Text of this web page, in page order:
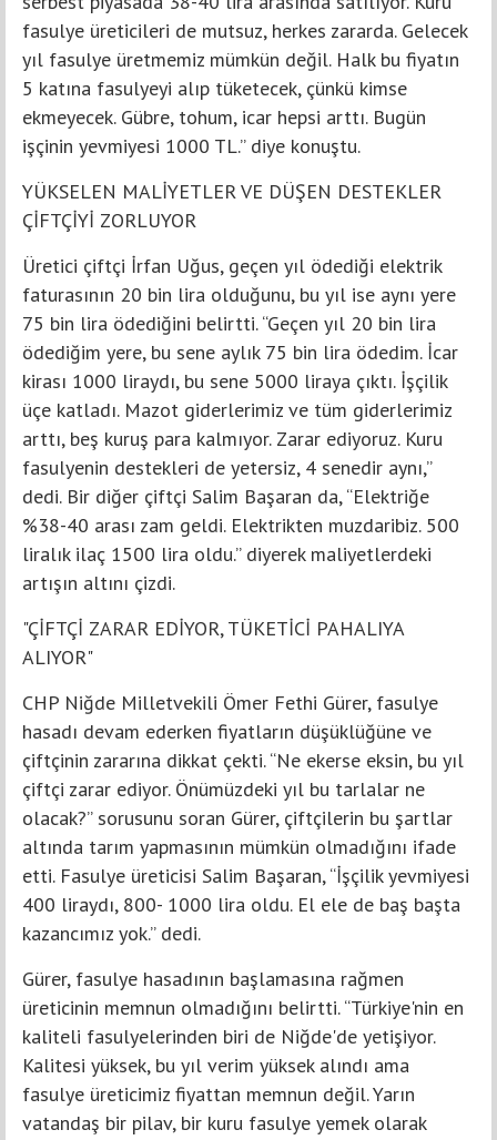
fasulye üreticileri de mutsuz, herkes zararda. Gelecek
yıl fasulye üretmemiz mümkün değil. Halk bu fiyatın
5 katına fasulyeyi alıp tüketecek, çünkü kimse
ekmeyecek. Gübre, tohum, icar hepsi arttı. Bugün
işçinin yevmiyesi 1000 TL.” diye konuştu.
YÜKSELEN MALİYETLER VE DÜŞEN DESTEKLER
ÇİFTÇİYİ ZORLUYOR
Üretici çiftçi İrfan Uğus, geçen yıl ödediği elektrik
faturasının 20 bin lira olduğunu, bu yıl ise aynı yere
75 bin lira ödediğini belirtti. “Geçen yıl 20 bin lira
ödediğim yere, bu sene aylık 75 bin lira ödedim. İcar
kirası 1000 liraydı, bu sene 5000 liraya çıktı. İşçilik
üçe katladı. Mazot giderlerimiz ve tüm giderlerimiz
arttı, beş kuruş para kalmıyor. Zarar ediyoruz. Kuru
fasulyenin destekleri de yetersiz, 4 senedir aynı,”
dedi. Bir diğer çiftçi Salim Başaran da, “Elektriğe
%38-40 arası zam geldi. Elektrikten muzdaribiz. 500
liralık ilaç 1500 lira oldu.” diyerek maliyetlerdeki
artışın altını çizdi.
"ÇİFTÇİ ZARAR EDİYOR, TÜKETİCİ PAHALIYA
ALIYOR"
CHP Niğde Milletvekili Ömer Fethi Gürer, fasulye
hasadı devam ederken fiyatların düşüklüğüne ve
çiftçinin zararına dikkat çekti. “Ne ekerse eksin, bu yıl
çiftçi zarar ediyor. Önümüzdeki yıl bu tarlalar ne
olacak?” sorusunu soran Gürer, çiftçilerin bu şartlar
altında tarım yapmasının mümkün olmadığını ifade
etti. Fasulye üreticisi Salim Başaran, “İşçilik yevmiyesi
400 liraydı, 800- 1000 lira oldu. El ele de baş başta
kazancımız yok.” dedi.
Gürer, fasulye hasadının başlamasına rağmen
üreticinin memnun olmadığını belirtti. “Türkiye'nin en
kaliteli fasulyelerinden biri de Niğde'de yetişiyor.
Kalitesi yüksek, bu yıl verim yüksek alındı ama
fasulye üreticimiz fiyattan memnun değil. Yarın
vatandaş bir pilav, bir kuru fasulye yemek olarak